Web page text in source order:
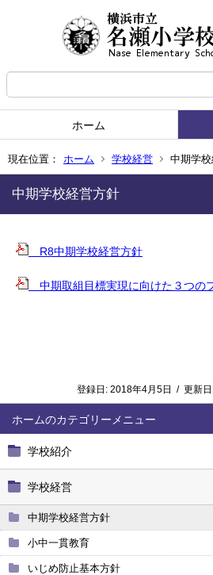
ホーム
現在位置： ホーム 学校経営 中期学
ホーム
学校紹介
学校経営
中期学校経営方針
小中一貫教育
いじめ防止基本方針
中期学校経営方針
R8中期学校経営方針
中期取組目標実現に向けた３つの
登録日: 2018年4月5日 / 更新